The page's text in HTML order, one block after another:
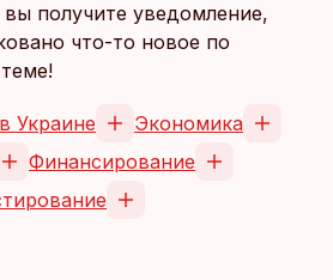
получите уведомление,
что-то новое по
Украине
Экономика
Финансирование